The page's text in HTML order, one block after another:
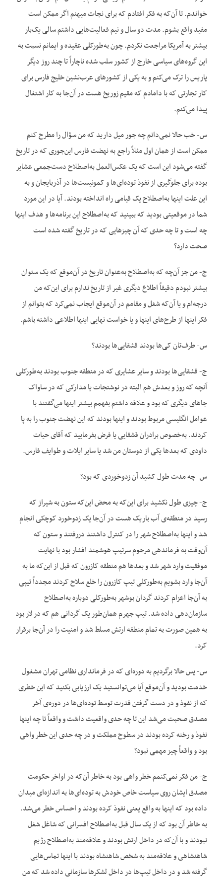
خواندم. تا آن‌که به فکر افتادم که برای نجات میهنم اگر ممکن است
مفید واقع بشوم. مدت دو سال و نیم فعالیت‌هایی داشتم سالی یک‌بار
بیشتر به آمریکا مراجعت نکردم. چون به‌طورکلی عقیده و ایمانم نسبت به
این گروه‌های سیاسی خارج از کشور سلب شده ناچاراً تا چند روز دیگر
پاریس را ترک می‌کنم و به یکی از کشورهای عرب‌نشین خلیج فارس برای
کار تجارتی که با دامادم که مقیم زوریخ هست در آن‌جا به کار اشتغال
پیدا می‌کنم.
س- خب حالا نمی‌دانم چه جور میل دارید که من سؤال را مطرح کنم
ممکن است از همان اول مثلاً راجع به نهضت فارس این‌جوری که در تاریخ
گفته می‌شود این است که یک عکس‌العمل به‌اصطلاح دست‌جمعی عشایر
بوده برای جلوگیری از نفوذ توده‌ای‌ها و کمونیست‌ها در آذربایجان و به
این علت اینها به‌اصطلاح یک قیامی راه انداخته بودند. آیا در این مورد
شما در موقعیتی بودید که ببینید که به‌اصطلاح این برنامه‌ها و هدف اینها
چه است و تا چه حدی که آن چیز‌هایی که در تاریخ گفته شده است
صحت دارد؟
ج- من جز آن‌چه که به‌اصطلاح به‌عنوان تاریخ در آن‌موقع که یک ستوان
بیشتر نبودم دقیقاً اطلاع دیگری غیر از تاریخ ندارم برای این‌که من
درجه‌ام و یا آن‌که شغل و مقامم در آن‌موقع ایجاب نمی‌کرد که بتوانم از
فکر اینها از طرح‌های اینها و یا خواست نهایی اینها اطلاعی داشته باشم.
س- طرف‌تان کی‌ها بودند قشقایی‌ها بودند؟
ج- قشقایی‌ها بودند و سایر عشایری که در منطقه جنوب بودند به‌طورکلی
آنچه که روز و بعدش هم البته در نوشتجات یا مدارکی که در ساواک
جاهای دیگری که بود و علاقه داشتم بفهمم بیشتر اینها می‌گفتند با
عوامل انگلیسی مربوط بودند و اینها بودند که این نهضت جنوب را به پا
کردند. به‌خصوص برادران قشقایی یا فرض بفرمایید که آقای حیات
داودی که بعدها یکی از دوستان من شد یا سایر ایلات و طوایف فارس.
س- چه مدت طول کشید آن زدوخوردی که بود؟
ج- چیزی طول نکشید برای این‌که به محض این‌که ستون به شیراز که
رسید در منطقه‌ی آب باریک هست در آن‌جا یک زدوخورد کوچکی انجام
شد و اینها به‌اصطلاح شهر را در کنترل داشتند دررفتند و ستون که
آن‌وقت به فرماندهی مرحوم سرتیپ هوشمند افشار بود با نهایت
موفقیت وارد شهر شد و بعدها هم منطقه کازرون که قبل از این‌که ما به
آن‌جا وارد بشویم به‌طورکلی تیپ کازرون را خلع سلاح کردند مجدداً تیپی
به آن‌جا اعزام کردند گردان بوشهر به‌طورکلی دوباره به‌اصطلاح
سازمان‌دهی داده شد. تیپ جهرم همان‌طور یک گردانی هم که در لار بود
به همین صورت به تمام منطقه ارتش مسلط شد و امنیت را در آن‌جا برقرار
کرد.
س- پس حالا برگردیم به دوره‌ای که در فرمانداری نظامی تهران مشغول
خدمت بودید و آن‌موقع آیا می‌توانستید یک ارزیابی بکنید که این خطری
که از نفوذ و در دست گرفتن قدرت توسط توده‌ای‌ها در دوره‌ی آخر
مصدق صحبت می‌شد این تا چه حدی واقعیت داشت و واقعاً تا چه اینها
نفوذ و رخنه کرده بودند در سطوح مملکت و در چه حدی این خطر واهی
بود و واقعاً چیز مهمی نبود؟
ج- من فکر نمی‌کنمم خطر واهی بود به خاطر آن‌که در اواخر حکومت
مصدق ایشان روی سیاست خاص خودش به توده‌ای‌ها به اندازه‌ای میدان
داده بود که اینها به واقع یعنی نفوذ کرده بودند و احساس خطر می‌شد.
به خاطر آن بود که از یک سال قبل به‌اصطلاح افسرانی که شاغل شغل
نبودند و با آن‌که در داخل ارتش بودند و علاقه‌مند به‌اصطلاح رژیم
شاهنشاهی و علاقه‌مند به شخص شاهنشاه بودند با اینها تماس‌هایی
گرفته شد و در داخل تیپ‌ها در داخل لشکرها سازمانی داده شد که من